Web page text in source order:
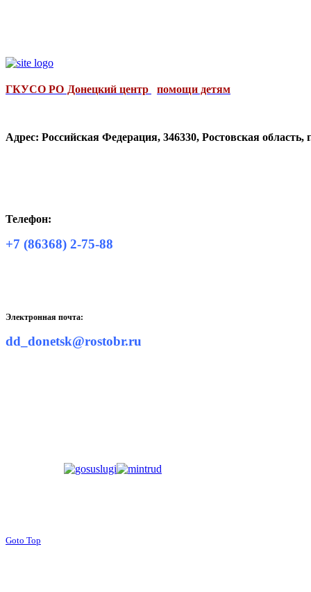
ГКУСО РО Донецкий центр помощи детям
Адрес: Российская Федерация, 346330, Ростовская
Телефон:
+7 (86368) 2-75-88
Электронная почта:
dd_donetsk@rostobr.ru
Goto Top